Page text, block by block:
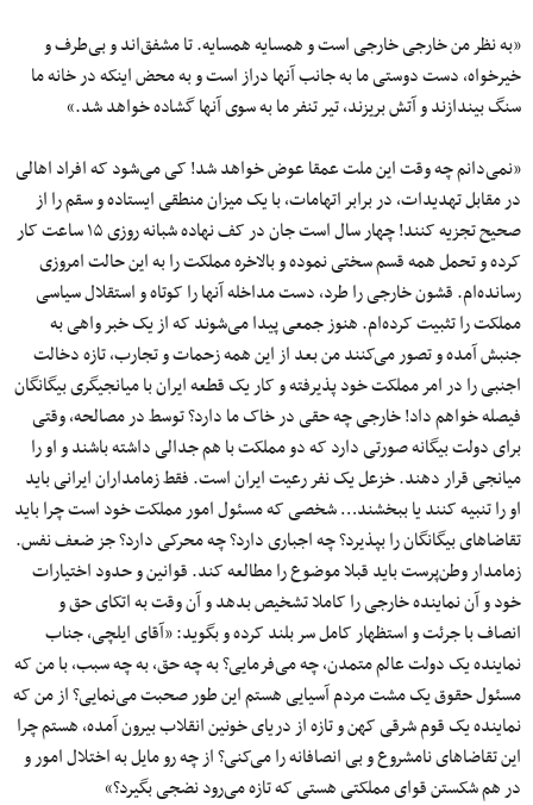
«به نظر من خارجی خارجی است و همسایه همسایه. تا مشفق‌اند و بی‌طرف و
خیرخواه، دست دوستی ما به جانب آنها دراز است و به محض اینکه در خانه ما
سنگ بیندازند و آتش بریزند، تیر تنفر ما به سوی آنها گشاده خواهد شد.»
«نمی‌دانم چه وقت این ملت عمقا عوض خواهد شد! کی می‌شود که افراد اهالی
در مقابل تهدیدات، در برابر اتهامات، با یک میزان منطقی ایستاده و سقم را از
صحیح تجزیه کنند! چهار سال است جان در کف نهاده شبانه روزی ۱۵ ساعت کار
کرده و تحمل همه قسم سختی نموده و بالاخره مملکت را به این حالت امروزی
رسانده‌ام. قشون خارجی را طرد، دست مداخله آنها را کوتاه و استقلال سیاسی
مملکت را تثبیت کرده‌ام. هنوز جمعی پیدا می‌شوند که از یک خبر واهی به
جنبش آمده و تصور می‌کنند من بعد از این همه زحمات و تجارب، تازه دخالت
اجنبی را در امر مملکت خود پذیرفته و کار یک قطعه ایران با میانجیگری بیگانگان
فیصله خواهم داد! خارجی چه حقی در خاک ما دارد؟ توسط در مصالحه، وقتی
برای دولت بیگانه صورتی دارد که دو مملکت با هم جدالی داشته باشند و او را
میانجی قرار دهند. خزعل یک نفر رعیت ایران است. فقط زمامداران ایرانی باید
او را تنبیه کنند یا ببخشند… شخصی که مسئول امور مملکت خود است چرا باید
تقاضاهای بیگانگان را بپذیرد؟ چه اجباری دارد؟ چه محرکی دارد؟ جز ضعف نفس.
زمامدار وطن‌پرست باید قبلا موضوع را مطالعه کند. قوانین و حدود اختیارات
خود و آن نماینده خارجی را کاملا تشخیص بدهد و آن وقت به اتکای حق و
انصاف با جرئت و استظهار کامل سر بلند کرده و بگوید: «آقای ایلچی، جناب
نماینده یک دولت عالم متمدن، چه می‌فرمایی؟ به چه حق، به چه سبب، با من که
مسئول حقوق یک مشت مردم آسیایی هستم این طور صحبت می‌نمایی؟ از من که
نماینده یک قوم شرقی کهن و تازه از دریای خونین انقلاب بیرون آمده، هستم چرا
این تقاضاهای نامشروع و بی انصافانه را می‌کنی؟ از چه رو مایل به اختلال امور و
در هم شکستن قوای مملکتی هستی که تازه می‌رود نضجی بگیرد؟»